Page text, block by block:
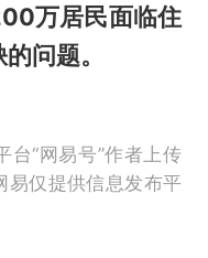
万居民面临住
问题。
台“网易号”作者上传
易仅提供信息发布平